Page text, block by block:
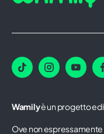
Wamilyè un progetto
Ove non